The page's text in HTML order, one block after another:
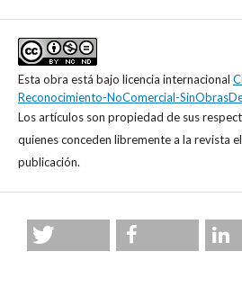
Esta obra está bajo licencia internacional
Reconocimiento-NoComercial-
Los artículos son propiedad de sus
quienes conceden libremente a la revista
publicación.